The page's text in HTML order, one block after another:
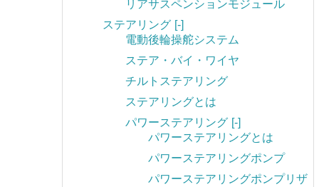
リアサスペンションモジュール
ステアリング [-]
電動後輪操舵システム
ステア・バイ・ワイヤ
チルトステアリング
ステアリングとは
パワーステアリング [-]
パワーステアリングとは
パワーステアリングポンプ
パワーステアリングポンプリザ